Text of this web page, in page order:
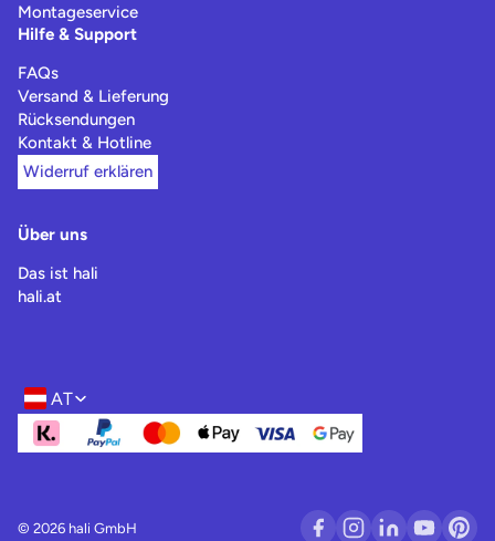
Montageservice
Hilfe & Support
FAQs
Versand & Lieferung
Rücksendungen
Kontakt & Hotline
Widerruf erklären
Über uns
Das ist hali
hali.at
Region- und Sprachwahl
AT
© 2026 hali GmbH